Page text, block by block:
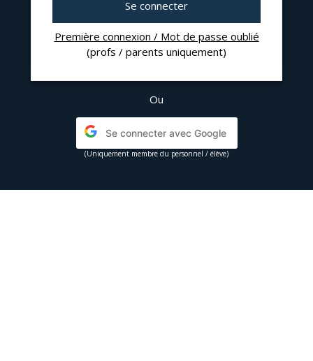
Première connexion / Mot de passe oublié
(profs / parents uniquement)
Ou
Se connecter avec Google
(Uniquement membre du personnel / élève)